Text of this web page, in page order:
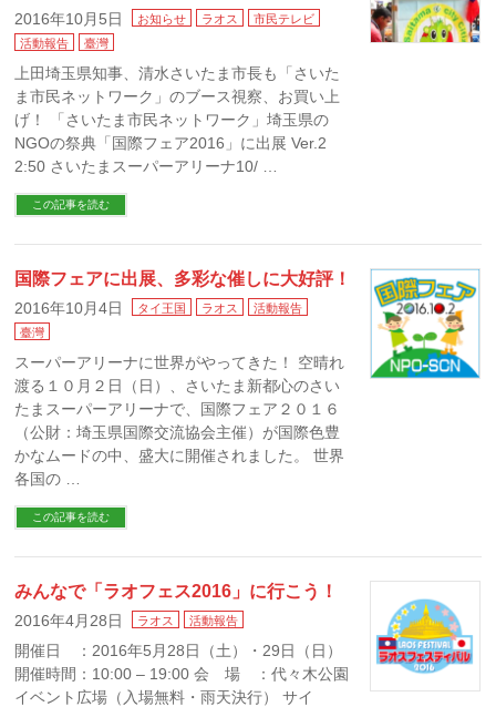
2016年10月5日 お知らせ ラオス
市民テレビ
活動報告
臺灣
上田埼玉県知事、清水さいたま市長も「さいた
ま市民ネットワーク」のブース視察、お買い上
げ！ 「さいたま市民ネットワーク」埼玉県の
NGOの祭典「国際フェア2016」に出展 Ver.2
2:50 さいたまスーパーアリーナ10/ …
この記事を読む
国際フェアに出展、多彩な催しに大好評！
2016年10月4日 タイ王国 ラオス
活動報告
臺灣
スーパーアリーナに世界がやってきた！ 空晴れ
渡る１０月２日（日）、さいたま新都心のさい
たまスーパーアリーナで、国際フェア２０１６
（公財：埼玉県国際交流協会主催）が国際色豊
かなムードの中、盛大に開催されました。 世界
各国の …
この記事を読む
みんなで「ラオフェス2016」に行こう！
2016年4月28日 ラオス 活動報告
開催日 ：2016年5月28日（土）・29日（日）
開催時間：10:00 – 19:00 会 場 ：代々木公園
イベント広場（入場無料・雨天決行） サイ